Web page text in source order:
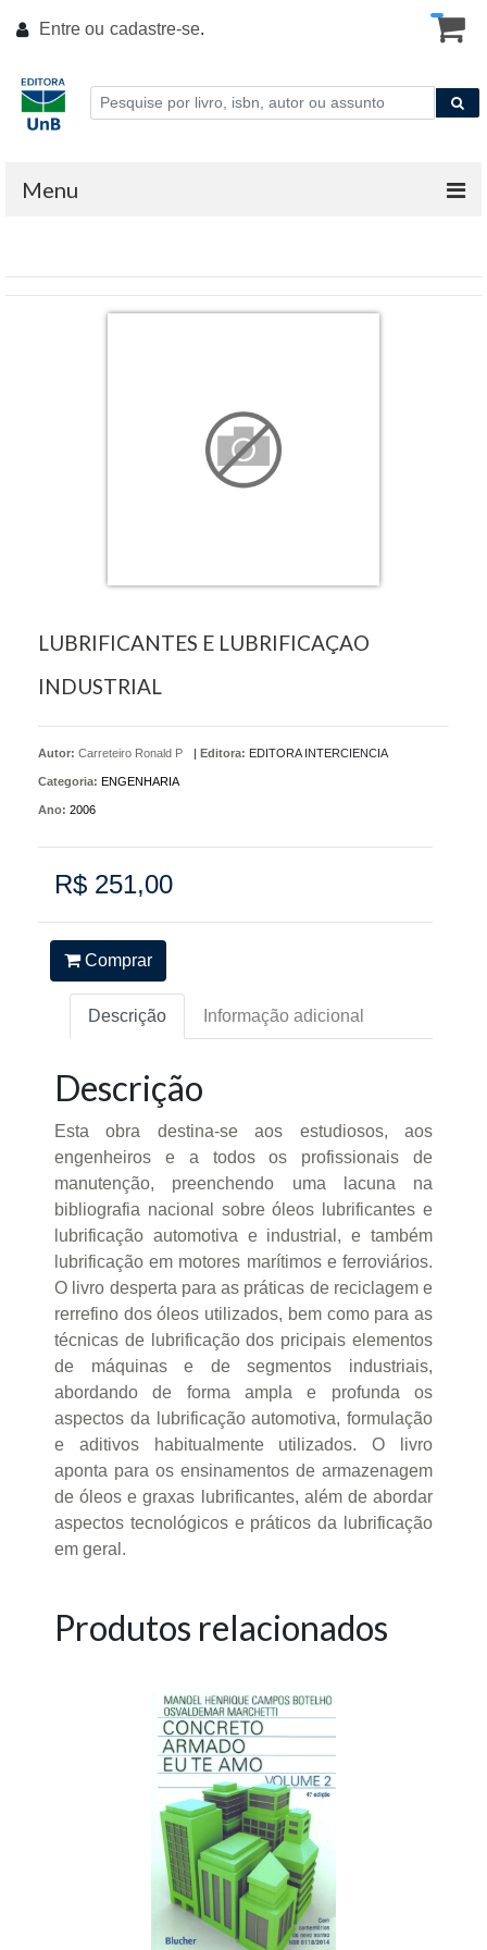
Entre ou cadastre-se.
Menu
LUBRIFICANTES E LUBRIFICAÇAO
INDUSTRIAL
Autor: Carreteiro Ronald P | Editora: EDITORA INTERCIENCIA
Categoria: ENGENHARIA
Ano: 2006
R$ 251,00
Comprar
Descrição Informação adicional
Descrição
Esta obra destina-se aos estudiosos, aos
engenheiros e a todos os profissionais de
manutenção, preenchendo uma lacuna na
bibliografia nacional sobre óleos lubrificantes e
lubrificação automotiva e industrial, e também
lubrificação em motores marítimos e ferroviários.
O livro desperta para as práticas de reciclagem e
rerrefino dos óleos utilizados, bem como para as
técnicas de lubrificação dos pricipais elementos
de máquinas e de segmentos industriais,
abordando de forma ampla e profunda os
aspectos da lubrificação automotiva, formulação
e aditivos habitualmente utilizados. O livro
aponta para os ensinamentos de armazenagem
de óleos e graxas lubrificantes, além de abordar
aspectos tecnológicos e práticos da lubrificação
em geral.
Produtos relacionados